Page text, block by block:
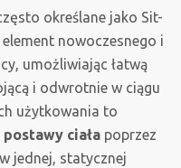
określane jako Sit-
nowoczesnego i
umożliwiając łatwą
i odwrotnie w ciągu
użytkowania to
ciała poprzez
jednej, statycznej